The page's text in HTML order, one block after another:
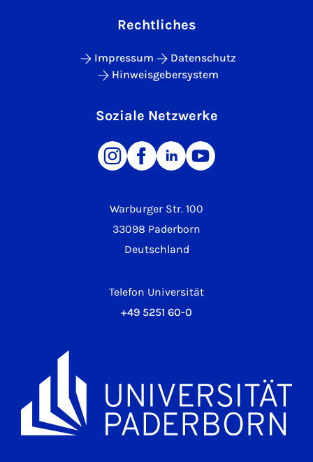
Warburger Str. 100
33098 Paderborn
Deutschland
Telefon Universität
+49 5251 60-0
Rechtliches
Impressum
Datenschutz
Hinweisgebersystem
Soziale Netzwerke